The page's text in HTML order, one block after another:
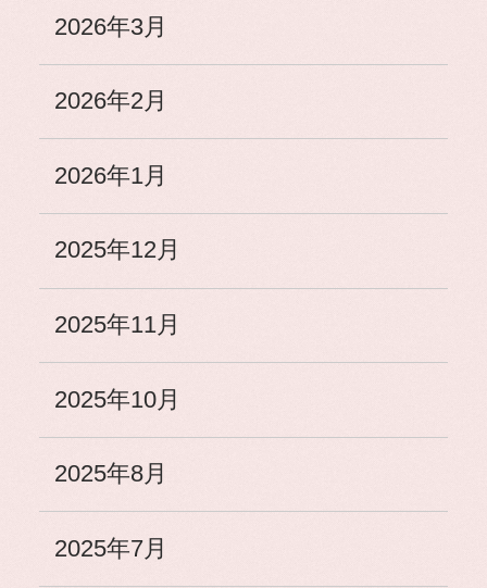
2026年3月
2026年2月
2026年1月
2025年12月
2025年11月
2025年10月
2025年8月
2025年7月